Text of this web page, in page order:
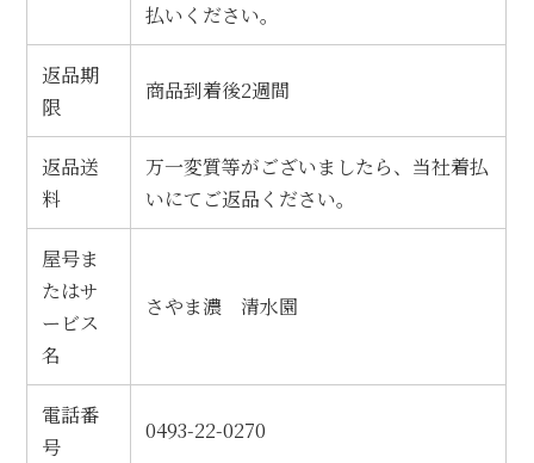
払いください。
返品期
限
商品到着後2週間
返品送
料
万一変質等がございましたら、当社着払
いにてご返品ください。
屋号ま
たはサ
ービス
名
さやま濃 清水園
電話番
号
0493-22-0270